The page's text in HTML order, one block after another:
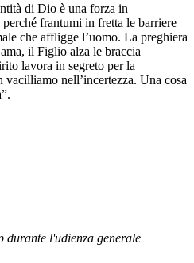
di Dio è una forza in
frantumi in fretta le barriere
che affligge l’uomo. La preghiera
il Figlio alza le braccia
lavora in segreto per la
nell’incertezza. Una cosa
durante l'udienza generale